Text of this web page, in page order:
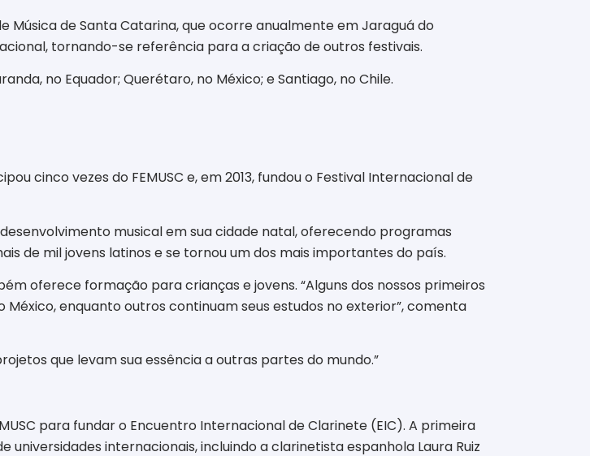
Música de Santa Catarina, que ocorre anualmente em Jaraguá do
tornando-se referência para a criação de outros festivais.
no Equador; Querétaro, no México; e Santiago, no Chile.
cinco vezes do FEMUSC e, em 2013, fundou o Festival Internacional de
musical em sua cidade natal, oferecendo programas
de mil jovens latinos e se tornou um dos mais importantes do país.
oferece formação para crianças e jovens. “Alguns dos nossos primeiros
enquanto outros continuam seus estudos no exterior”, comenta
que levam sua essência a outras partes do mundo.”
para fundar o Encuentro Internacional de Clarinete (EIC). A primeira
internacionais, incluindo a clarinetista espanhola Laura Ruiz